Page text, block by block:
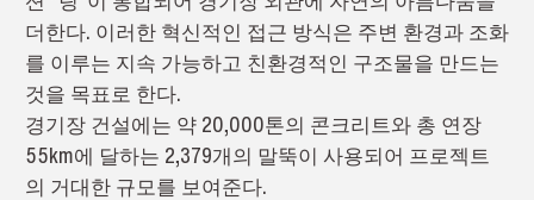
더한다. 이러한 혁신적인 접근 방식은 주변 환경과 조화
를 이루는 지속 가능하고 친환경적인 구조물을 만드는
것을 목표로 한다.
경기장 건설에는 약 20,000톤의 콘크리트와 총 연장
55km에 달하는 2,379개의 말뚝이 사용되어 프로젝트
의 거대한 규모를 보여준다.